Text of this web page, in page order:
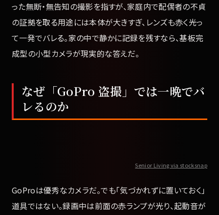
った無断・無告知の撮影を指すが、家庭内で配偶者の不貞
の証拠を取る用途には本体が大きすぎ、レンズも赤く光っ
て一発でバレる。家の中で静かに記録を残すなら、基板完
成型の小型カメラが現実的な答えだ。
なぜ「GoPro 盗撮」では一晩でバ
レるのか
Senior Living via stocksnap
GoProは優秀なカメラだ。でも「気づかれずに置いておく」
道具ではない。録画中は前面の赤ランプが光り、起動音が